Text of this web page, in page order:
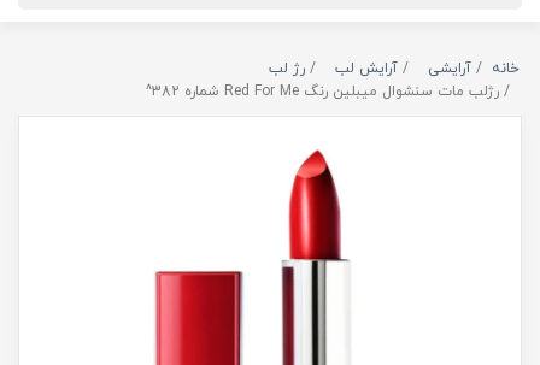
خانه آرایشی آرایش لب
رژ لب
رژلب مات سنشوال میبلین رنگ Red For Me شماره 382^